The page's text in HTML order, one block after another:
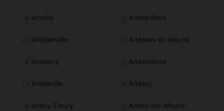
Ambilly Ambiévillers
Amblainville Amblans-et-Velotte
Ambleny Ambleteuse
Ambleville Ambloy
Ambly-Fleury Ambly-sur-Meuse